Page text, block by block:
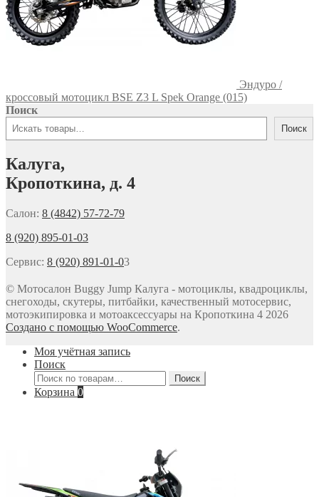
Эндуро /
кроссовый мотоцикл BSE Z3 L Spek Orange (015)
Поиск
Поиск
Калуга,
Кропоткина, д. 4
Салон: 8 (4842) 57-72-79
8 (920) 895-01-03
Сервис: 8 (920) 891-01-03
© Мотосалон Buggy Jump Калуга - мотоциклы, квадроциклы,
снегоходы, скутеры, питбайки, качественный мотосервис,
мотоэкипировка и мотоаксессуары на Кропоткина 4 2026
Создано с помощью WooCommerce.
Моя учётная запись
Поиск
Искать:
Поиск
Корзина 0